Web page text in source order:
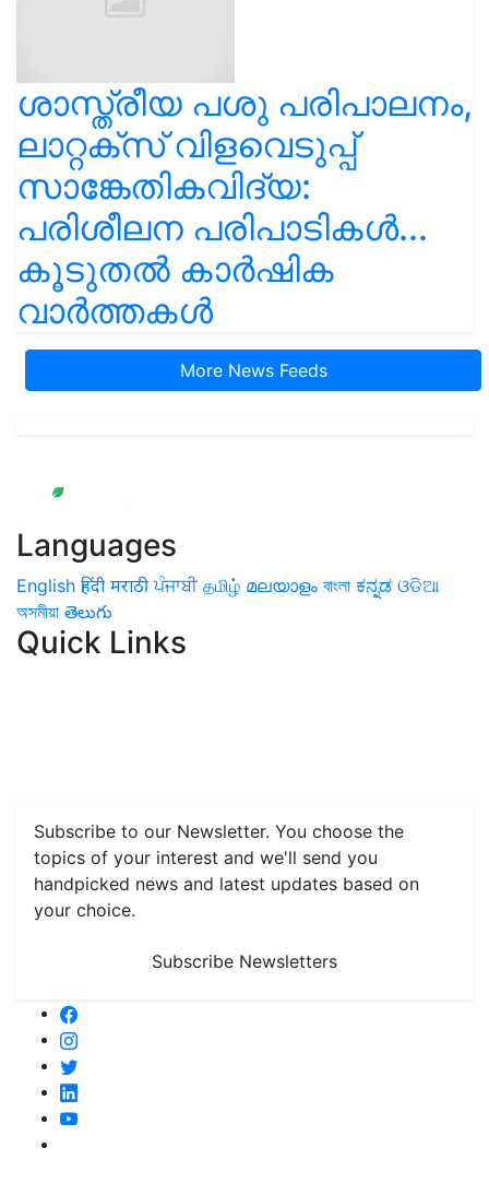
ശാസ്ത്രീയ പശു പരിപാലനം,
ലാറ്റക്സ് വിളവെടുപ്പ്
സാങ്കേതികവിദ്യ:
പരിശീലന പരിപാടികൾ...
കൂടുതൽ കാർഷിക
വാർത്തകൾ
More News Feeds
Languages
English हिंदी मराठी ਪੰਜਾਬੀ தமிழ் മലയാളം বাংলা ಕನ್ನಡ ଓଡିଆ
অসমীয়া తెలుగు
Quick Links
Subscribe to our Newsletter. You choose the
topics of your interest and we'll send you
handpicked news and latest updates based on
your choice.
Subscribe Newsletters